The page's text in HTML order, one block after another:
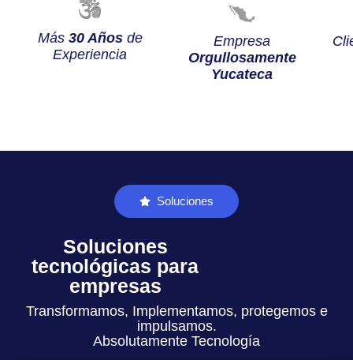
Más 30 Añosde
Experiencia
Empresa
Orgullosamente
Yucateca
Soluciones
Soluciones
tecnológicas para
empresas
Transformamos, Implementamos, protegemos e
impulsamos.
Absolutamente Tecnología